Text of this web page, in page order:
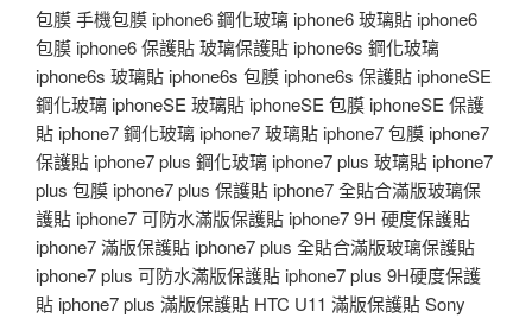
包膜 手機包膜 iphone6 鋼化玻璃 iphone6 玻璃貼 iphone6
包膜 iphone6 保護貼 玻璃保護貼 iphone6s 鋼化玻璃
iphone6s 玻璃貼 iphone6s 包膜 iphone6s 保護貼 iphoneSE
鋼化玻璃 iphoneSE 玻璃貼 iphoneSE 包膜 iphoneSE 保護
貼 iphone7 鋼化玻璃 iphone7 玻璃貼 iphone7 包膜 iphone7
保護貼 iphone7 plus 鋼化玻璃 iphone7 plus 玻璃貼 iphone7
plus 包膜 iphone7 plus 保護貼 iphone7 全貼合滿版玻璃保
護貼 iphone7 可防水滿版保護貼 iphone7 9H 硬度保護貼
iphone7 滿版保護貼 iphone7 plus 全貼合滿版玻璃保護貼
iphone7 plus 可防水滿版保護貼 iphone7 plus 9H硬度保護
貼 iphone7 plus 滿版保護貼 HTC U11 滿版保護貼 Sony